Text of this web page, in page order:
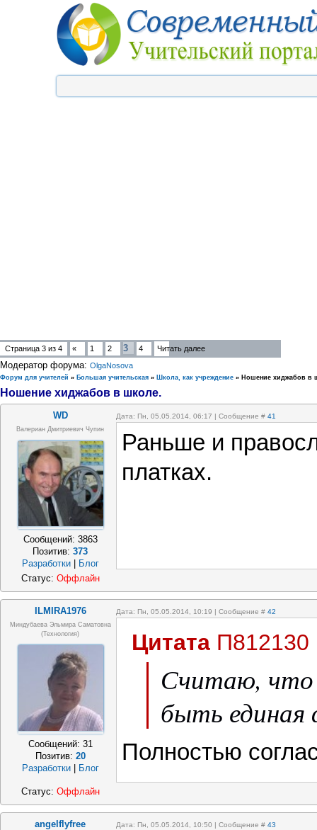
Страница 3 из 4 « 1 2 3 4 Читать далее
Модератор форума: OlgaNosova
Форум для учителей » Большая учительская » Школа, как учреждение » Ношение хиджабов в
Ношение хиджабов в школе.
WD Дата: Пн, 05.05.2014, 06:17 | Сообщение # 41
Валериан Дмитриевич Чупин
Сообщений: 3863
Позитив:373
Разработки
Блог
Раньше и
платках.
Статус: Оффлайн
ILMIRA1976 Дата: Пн, 05.05.2014, 10:19 | Сообщение # 42
Миндубаева Эльмира Саматовна
(технология)
Сообщений: 31
Позитив: 20
Разработки
Блог
Цитата П812130
Считаю, что
быть единая
Полностью
Статус: Оффлайн
angelflyfree Дата: Пн, 05.05.2014, 10:50 | Сообщение # 43